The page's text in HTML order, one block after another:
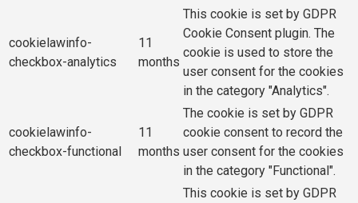
cookielawinfo-
checkbox-analytics
11
months
This cookie is set by GDPR
Cookie Consent plugin. The
cookie is used to store the
user consent for the cookies
in the category "Analytics".
cookielawinfo-
checkbox-functional
11
months
The cookie is set by GDPR
cookie consent to record the
user consent for the cookies
in the category "Functional".
This cookie is set by GDPR